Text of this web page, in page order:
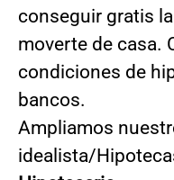
conseguir gratis
moverte de casa.
condiciones de
bancos.
Ampliamos
idealista/